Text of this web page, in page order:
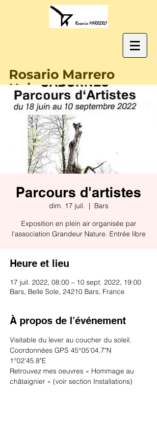
Rosario Marrero
Naissant
Parcours d'artistes
dim. 17 juil.
  |
Bars
Exposition en plein air organisée par
l'association Grandeur Nature. Entrée libre
Heure et lieu
17 juil. 2022, 08:00 – 10 sept. 2022, 19:00
Bars, Belle Sole, 24210 Bars, France
À propos de l'événement
Visitable du lever au coucher du soleil.
Coordonnées GPS 45°05'04.7"N
1°02'45.8"E
Retrouvez mes oeuvres « Hommage au
châtaignier » (voir section Installations)